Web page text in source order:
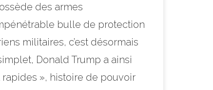
des armes
bulle de protection
militaires, c’est désormais
Donald Trump a ainsi
», histoire de pouvoir